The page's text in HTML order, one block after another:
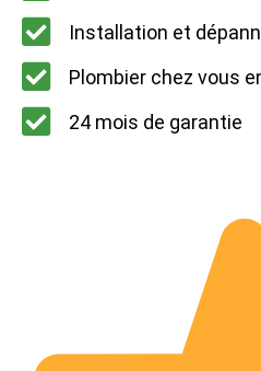
Installation et
Plombier chez vous
24 mois de garantie